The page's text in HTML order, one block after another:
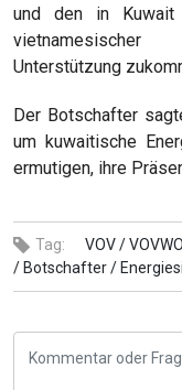
und den in Kuwait
Unterstützung
Der Botschafter
um kuwaitische
ermutigen, ihre
Tag: VOV /
/ Botschafter /